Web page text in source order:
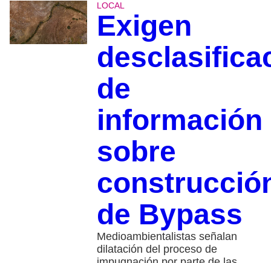
LOCAL
Exigen
de
información
sobre
de Bypass
Medioambientalistas señalan
dilatación del proceso de